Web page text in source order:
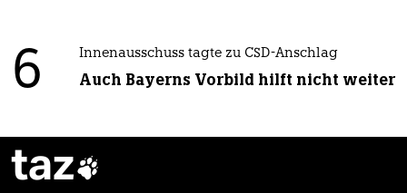
6 Innenausschuss tagte zu CSD-Anschlag
Auch Bayerns Vorbild hilft nicht weiter
taz